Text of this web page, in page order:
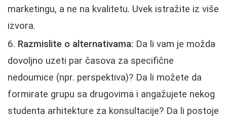
marketingu, a ne na kvalitetu. Uvek istražite iz više
izvora.
Razmislite o alternativama: Da li vam je možda
dovoljno uzeti par časova za specifične
nedoumice (npr. perspektiva)? Da li možete da
formirate grupu sa drugovima i angažujete nekog
studenta arhitekture za konsultacije? Da li postoje